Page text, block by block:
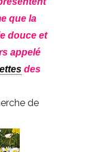
que la
douce et
appelé
des
de